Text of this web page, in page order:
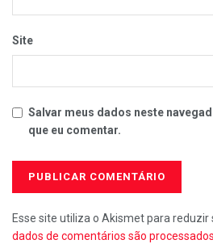
Site
Salvar meus dados neste
que eu comentar.
Esse site utiliza o Akismet para reduzir
dados de comentários são processados